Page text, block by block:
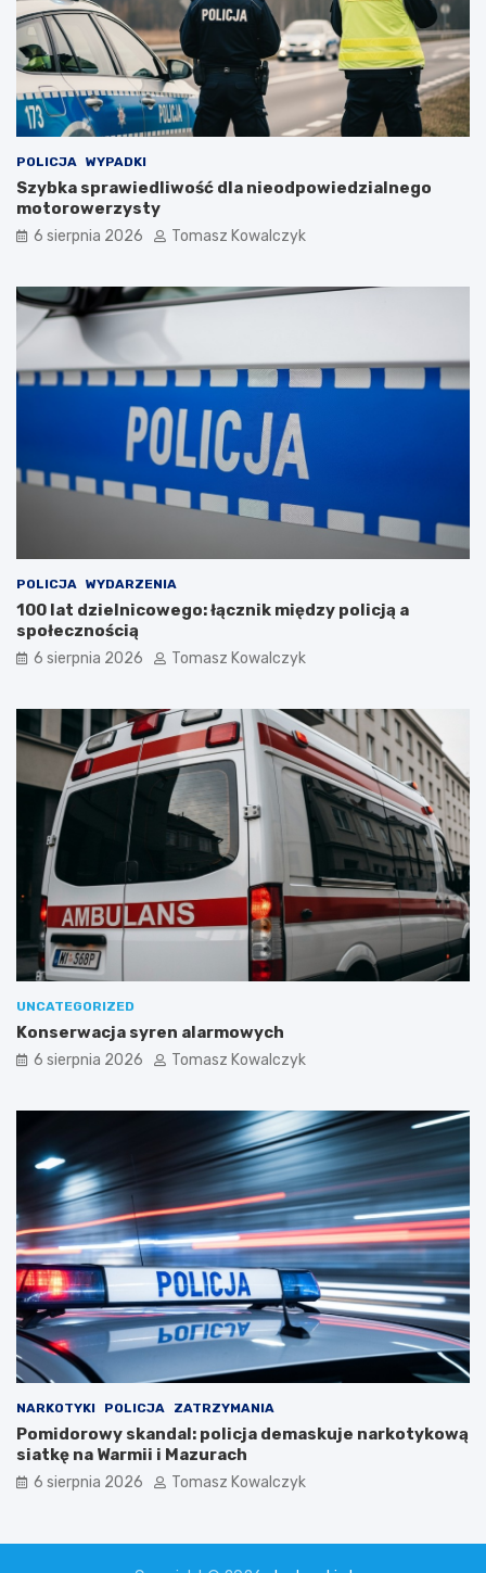
POLICJA WYPADKI
Szybka sprawiedliwość dla nieodpowiedzialnego
motorowerzysty
6 sierpnia 2026 Tomasz Kowalczyk
POLICJA WYDARZENIA
100 lat dzielnicowego: łącznik między policją a
społecznością
6 sierpnia 2026 Tomasz Kowalczyk
UNCATEGORIZED
Konserwacja syren alarmowych
6 sierpnia 2026 Tomasz Kowalczyk
NARKOTYKI POLICJA ZATRZYMANIA
Pomidorowy skandal: policja demaskuje narkotykową
siatkę na Warmii i Mazurach
6 sierpnia 2026 Tomasz Kowalczyk